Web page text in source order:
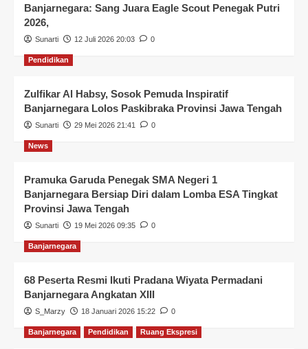
Banjarnegara: Sang Juara Eagle Scout Penegak Putri
2026,
Sunarti 12 Juli 2026 20:03 0
Pendidikan
Zulfikar Al Habsy, Sosok Pemuda Inspiratif
Banjarnegara Lolos Paskibraka Provinsi Jawa Tengah
Sunarti 29 Mei 2026 21:41 0
News
Pramuka Garuda Penegak SMA Negeri 1
Banjarnegara Bersiap Diri dalam Lomba ESA Tingkat
Provinsi Jawa Tengah
Sunarti 19 Mei 2026 09:35 0
Banjarnegara
68 Peserta Resmi Ikuti Pradana Wiyata Permadani
Banjarnegara Angkatan XIII
S_Marzy 18 Januari 2026 15:22 0
Banjarnegara Pendidikan Ruang Ekspresi